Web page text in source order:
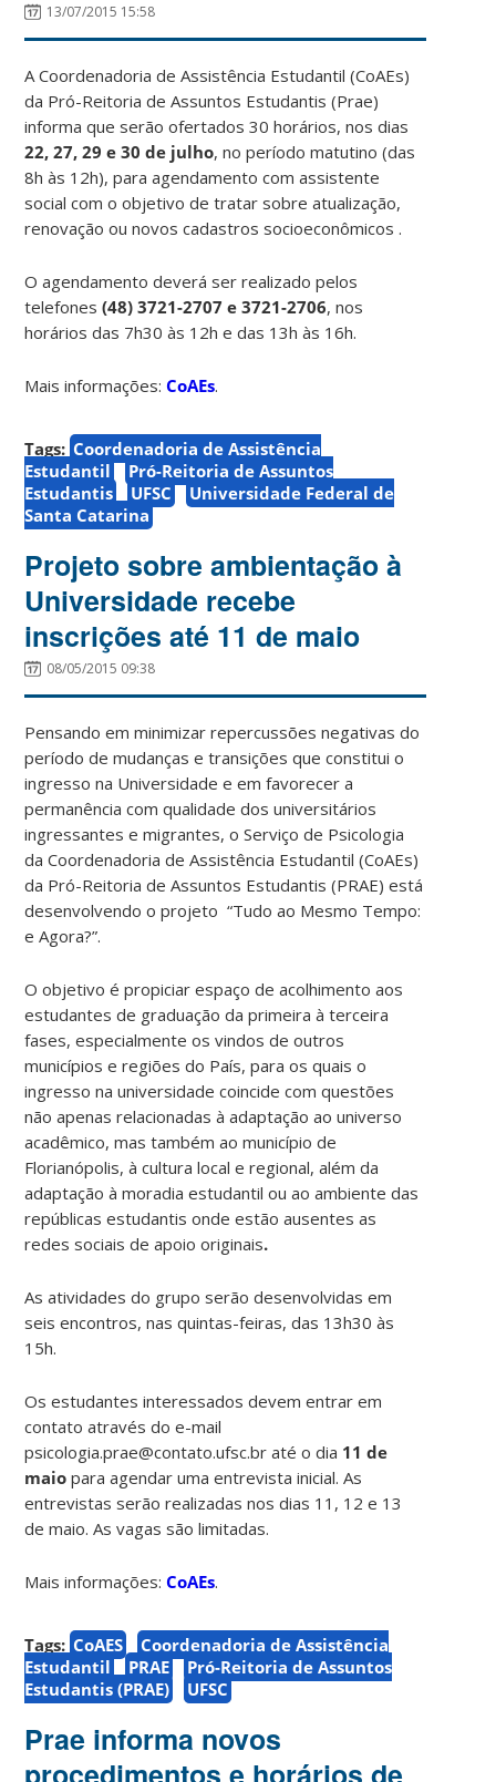
13/07/2015 15:58
A Coordenadoria de Assistência Estudantil (CoAEs)
da Pró-Reitoria de Assuntos Estudantis (Prae)
informa que serão ofertados 30 horários, nos dias
22, 27, 29 e 30 de julho, no período matutino (das
8h às 12h), para agendamento com assistente
social com o objetivo de tratar sobre atualização,
renovação ou novos cadastros socioeconômicos .
O agendamento deverá ser realizado pelos
telefones(48) 3721-2707 e 3721-2706, nos
horários das 7h30 às 12h e das 13h às 16h.
Mais informações:CoAEs.
Tags: Coordenadoria de Assistência
Estudantil
Pró-Reitoria de Assuntos
Estudantis
UFSC
Universidade Federal de
Santa Catarina
Projeto sobre ambientação à
Universidade recebe
inscrições até 11 de maio
08/05/2015 09:38
Pensando em minimizar repercussões negativas do
período de mudanças e transições que constitui o
ingresso na Universidade e em favorecer a
permanência com qualidade dos universitários
ingressantes e migrantes, o Serviço de Psicologia
da Coordenadoria de Assistência Estudantil (CoAEs)
da Pró-Reitoria de Assuntos Estudantis (PRAE) está
desenvolvendo o projeto “Tudo ao Mesmo Tempo:
e Agora?”.
O objetivo é propiciar espaço de acolhimento aos
estudantes de graduação da primeira à terceira
fases, especialmente os vindos de outros
municípios e regiões do País, para os quais o
ingresso na universidade coincide com questões
não apenas relacionadas à adaptação ao universo
acadêmico, mas também ao município de
Florianópolis, à cultura local e regional, além da
adaptação à moradia estudantil ou ao ambiente das
repúblicas estudantis onde estão ausentes as
redes sociais de apoio originais.
As atividades do grupo serão desenvolvidas em
seis encontros, nas quintas-feiras, das 13h30 às
15h.
Os estudantes interessados devem entrar em
contato através do e-mail
psicologia.prae@contato.ufsc.br até o dia 11 de
maio para agendar uma entrevista inicial. As
entrevistas serão realizadas nos dias 11, 12 e 13
de maio. As vagas são limitadas.
Mais informações:CoAEs.
Tags: CoAES
Coordenadoria de Assistência
Estudantil
PRAE
Pró-Reitoria de Assuntos
Estudantis (PRAE)
UFSC
Prae informa novos
procedimentos e horários de